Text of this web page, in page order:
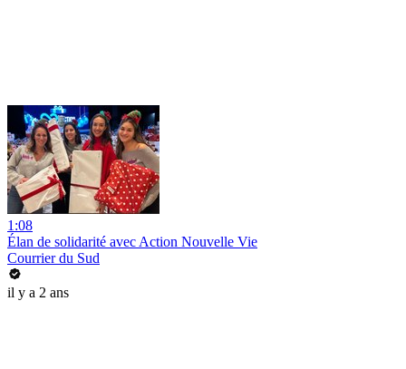
1:08
Élan de solidarité avec Action Nouvelle Vie
Courrier du Sud
il y a 2 ans